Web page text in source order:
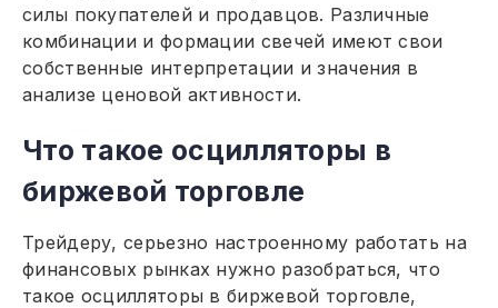
силы покупателей и продавцов. Различные
комбинации и формации свечей имеют свои
собственные интерпретации и значения в
анализе ценовой активности.
Что такое осцилляторы в
биржевой торговле
Трейдеру, серьезно настроенному работать на
финансовых рынках нужно разобраться, что
такое осцилляторы в биржевой торговле,